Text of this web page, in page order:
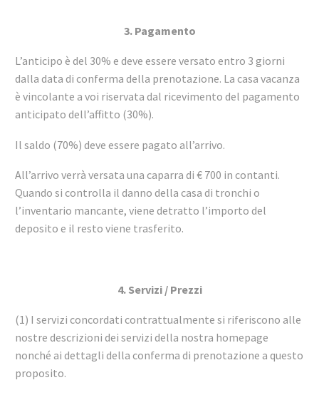
3. Pagamento
L’anticipo è del 30% e deve essere versato entro 3 giorni
dalla data di conferma della prenotazione. La casa vacanza
è vincolante a voi riservata dal ricevimento del pagamento
anticipato dell’affitto (30%).
Il saldo (70%) deve essere pagato all’arrivo.
All’arrivo verrà versata una caparra di € 700 in contanti.
Quando si controlla il danno della casa di tronchi o
l’inventario mancante, viene detratto l’importo del
deposito e il resto viene trasferito.
4. Servizi / Prezzi
(1) I servizi concordati contrattualmente si riferiscono alle
nostre descrizioni dei servizi della nostra homepage
nonché ai dettagli della conferma di prenotazione a questo
proposito.